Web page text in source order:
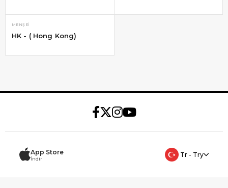
MENŞEI
HK - ( Hong Kong)
App Store
İndir
Tr - Try